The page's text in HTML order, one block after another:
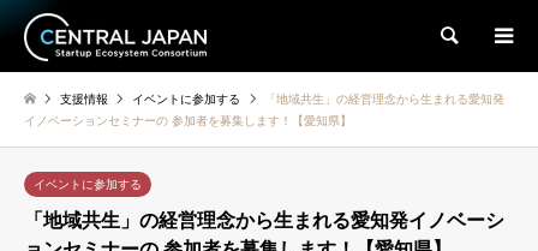
検索
支援情報 イベントに参加する
「地域共生」の経営理念から生まれる愛知発
イノベーションセミナーの 参加者を募集します！【愛知県】
イベントに参加する
「地域共生」の経営理念から生まれる愛知発イノベーシ